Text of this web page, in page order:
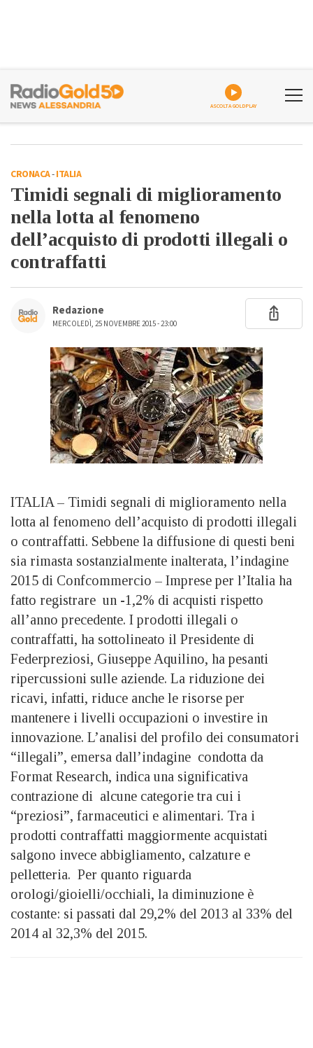
ASCOLTA GOLDPLAY
CRONACA-ITALIA
Timidi segnali di miglioramento
nella lotta al fenomeno
dell’acquisto di prodotti illegali o
contraffatti
Redazione
MERCOLEDÌ, 25 NOVEMBRE 2015 - 23:00
ITALIA – Timidi segnali di miglioramento nella
lotta al fenomeno dell’acquisto di prodotti illegali
o contraffatti. Sebbene la diffusione di questi beni
sia rimasta sostanzialmente inalterata, l’indagine
2015 di Confcommercio – Imprese per l’Italia ha
fatto registrare un -1,2% di acquisti rispetto
all’anno precedente. I prodotti illegali o
contraffatti, ha sottolineato il Presidente di
Federpreziosi, Giuseppe Aquilino, ha pesanti
ripercussioni sulle aziende. La riduzione dei
ricavi, infatti, riduce anche le risorse per
mantenere i livelli occupazioni o investire in
innovazione. L’analisi del profilo dei consumatori
“illegali”, emersa dall’indagine condotta da
Format Research, indica una significativa
contrazione di alcune categorie tra cui i
“preziosi”, farmaceutici e alimentari. Tra i
prodotti contraffatti maggiormente acquistati
salgono invece abbigliamento, calzature e
pelletteria. Per quanto riguarda
orologi/gioielli/occhiali, la diminuzione è
costante: si passati dal 29,2% del 2013 al 33% del
2014 al 32,3% del 2015.